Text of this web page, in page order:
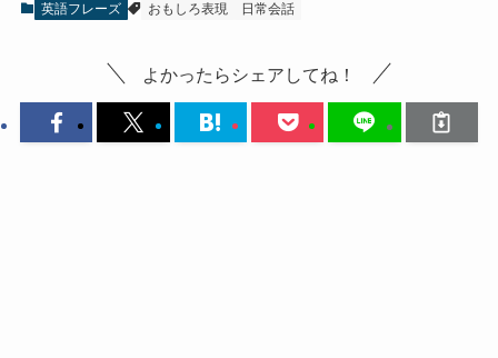
英語フレーズ おもしろ表現 日常会話
よかったらシェアしてね！